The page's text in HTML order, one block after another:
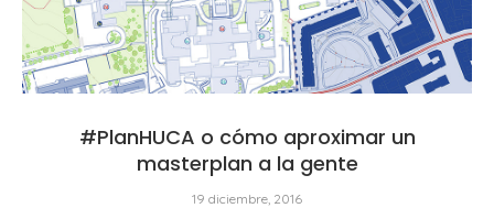
#PlanHUCA o cómo aproximar un
masterplan a la gente
19 diciembre, 2016